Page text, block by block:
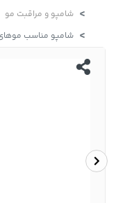
شامپو و مراقبت مو
شامپو مناسب موهای چرب